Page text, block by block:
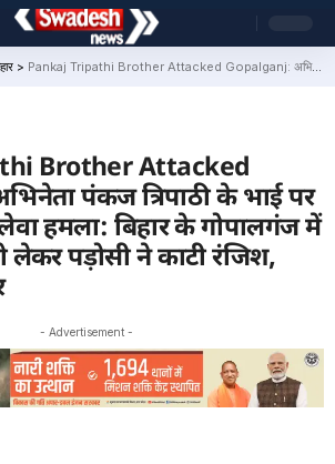
> Pankaj Tripathi Brother Attacked Gopalganj: अभिनेता पंकज त्रिपाठी के भाई पर कुल्हाड़ी से जानलेवा हमला: बिहार के गोपालगंज में जमीन विवाद को लेकर पड़ोसी ने काटी रंजिश, आरोपी गिरफ्तार
Brother Attacked
पंकज त्रिपाठी के भाई पर
हमला: बिहार के गोपालगंज में
लेकर पड़ोसी ने काटी रंजिश,
- Advertisement -